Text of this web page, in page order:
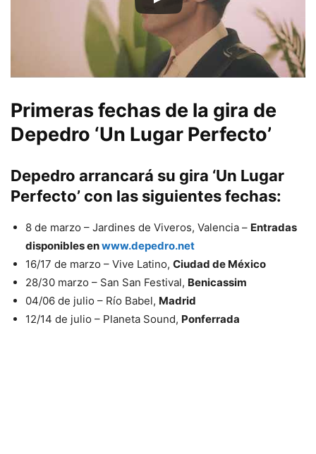
Primeras fechas de la gira de
Depedro ‘Un Lugar Perfecto’
Depedro arrancará su gira ‘Un Lugar
Perfecto’ con las siguientes fechas:
8 de marzo – Jardines de Viveros, Valencia – Entradas
disponibles enwww.depedro.net
16/17 de marzo – Vive Latino, Ciudad de México
28/30 marzo – San San Festival, Benicassim
04/06 de julio – Río Babel, Madrid
12/14 de julio – Planeta Sound, Ponferrada